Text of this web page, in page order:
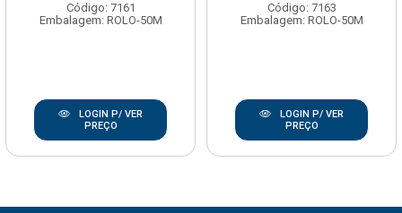
Código: 7161
Embalagem: ROLO-50M
LOGIN P/ VER
PREÇO
Código: 7163
Embalagem: ROLO-50M
LOGIN P/ VER
PREÇO